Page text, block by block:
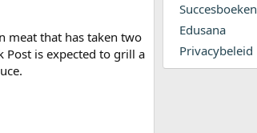
meat that has taken two
is expected to grill a
Succesboeken
Edusana
Privacybeleid